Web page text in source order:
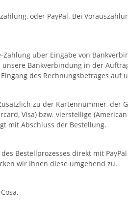
oder PayPal. Bei
über Eingabe von
Bankverbindung in der
des Rechnungsbetrages auf
zu der Kartennummer,
Visa) bzw. vierstellige
mit Abschluss der Bestellung.
Bestellprozesses direkt mit
wir Ihnen diese umgehend zu.